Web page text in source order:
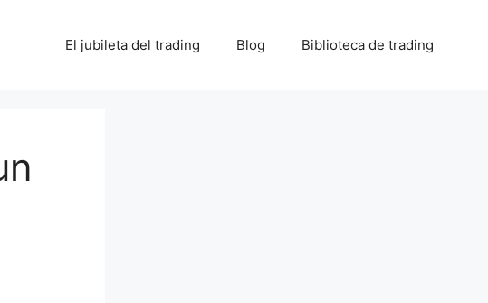
El jubileta del trading Blog Biblioteca de trading